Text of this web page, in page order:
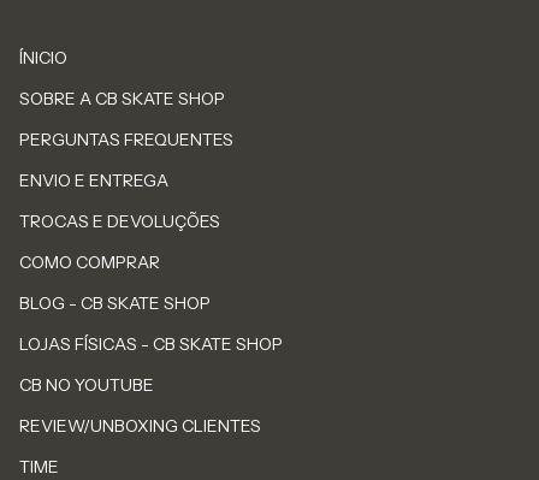
ÍNICIO
SOBRE A CB SKATE SHOP
PERGUNTAS FREQUENTES
ENVIO E ENTREGA
TROCAS E DEVOLUÇÕES
COMO COMPRAR
BLOG - CB SKATE SHOP
LOJAS FÍSICAS - CB SKATE SHOP
CB NO YOUTUBE
REVIEW/UNBOXING CLIENTES
TIME